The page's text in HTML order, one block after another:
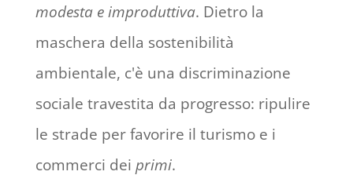
modesta e improduttiva. Dietro la
maschera della sostenibilità
ambientale, c'è una discriminazione
sociale travestita da progresso: ripulire
le strade per favorire il turismo e i
commerci dei primi.